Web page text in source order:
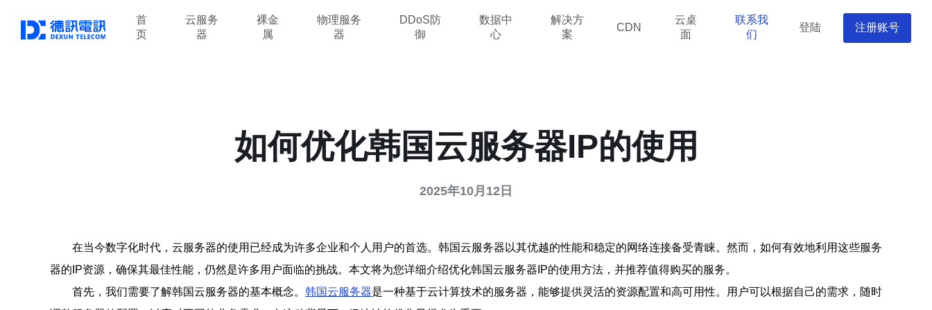
首
页
云服务
器
裸金
属
物理服务
器
DDoS防
御
数据中
心
解决方
案
CDN
云桌
面
联系我
们
登陆 注册账号
如何优化韩国云服务器IP的使用
2025年10月12日
在当今数字化时代，云服务器的使用已经成为许多企业和个人用户的首选。韩国云服务器以其优越的性能和稳定的网络连接备受青睐。然而，如何有效地利用这些服务
器的IP资源，确保其最佳性能，仍然是许多用户面临的挑战。本文将为您详细介绍优化韩国云服务器IP的使用方法，并推荐值得购买的服务。
首先，我们需要了解韩国云服务器的基本概念。 韩国云服务器是一种基于云计算技术的服务器，能够提供灵活的资源配置和高可用性。用户可以根据自己的需求，随时